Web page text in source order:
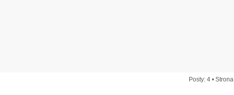
Posty: 4 • Strona